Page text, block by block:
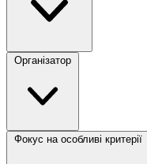
Організатор
Фокус на особливі критерії